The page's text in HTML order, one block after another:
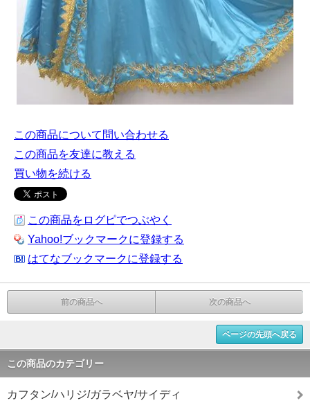
この商品について問い合わせる
この商品を友達に教える
買い物を続ける
この商品をログピでつぶやく
Yahoo!ブックマークに登録する
はてなブックマークに登録する
前の商品へ 次の商品へ
ページの先頭へ戻る
この商品のカテゴリー
カフタン/ハリジ/ガラベヤ/サイディ